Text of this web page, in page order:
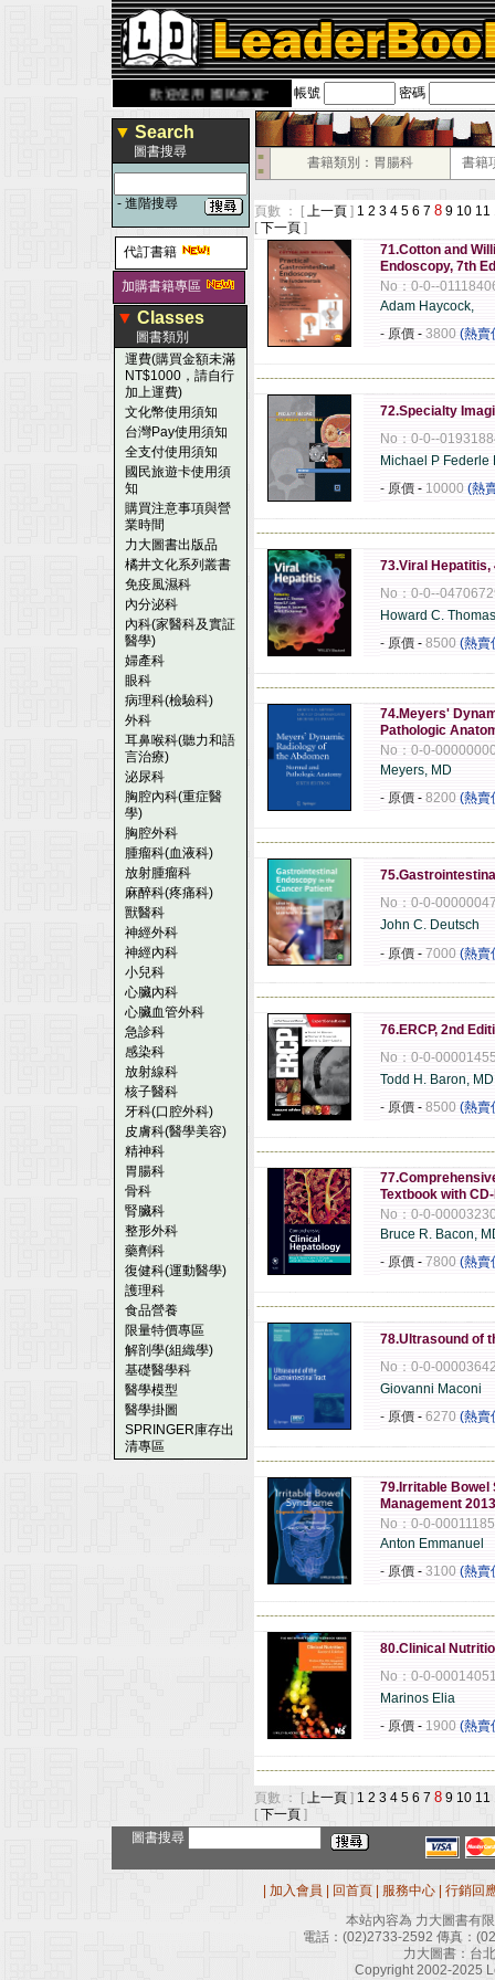
歡迎使用 國民旅遊卡！！ 帳號 密碼
▼ Search
圖書搜尋
- 進階搜尋
代訂書籍
加購書籍專區
▼ Classes
圖書類別
運費(購買金額未滿
NT$1000，請自行
加上運費)
文化幣使用須知
台灣Pay使用須知
全支付使用須知
國民旅遊卡使用須
知
購買注意事項與營
業時間
力大圖書出版品
橘井文化系列叢書
免疫風濕科
內分泌科
內科(家醫科及實証
醫學)
婦產科
眼科
病理科(檢驗科)
外科
耳鼻喉科(聽力和語
言治療)
泌尿科
胸腔內科(重症醫
學)
胸腔外科
腫瘤科(血液科)
放射腫瘤科
麻醉科(疼痛科)
獸醫科
神經外科
神經內科
小兒科
心臟內科
心臟血管外科
急診科
感染科
放射線科
核子醫科
牙科(口腔外科)
皮膚科(醫學美容)
精神科
胃腸科
骨科
腎臟科
整形外科
藥劑科
復健科(運動醫學)
護理科
食品營養
限量特價專區
解剖學(組織學)
基礎醫學科
醫學模型
醫學掛圖
SPRINGER庫存出
清專區
■
■
書籍類別：胃腸科 書籍
頁數 ： [ 上一頁 ] 1 2 3 4 5 6 7 8 9 10 11
[ 下一頁 ]
71.Cotton and
Endoscopy, 7th
No：0-0--
Adam Haycock,
- 原價 - 3800 (熱賣
72.Specialty
No：0-0--
Michael P Federle
- 原價 - 10000 (熱
73.Viral Hepatitis,
No：0-0--
Howard C. Thomas
- 原價 - 8500 (熱賣
74.Meyers'
Pathologic
No：0-0-
Meyers, MD
- 原價 - 8200 (熱賣
No：0-0-
John C. Deutsch
- 原價 - 7000 (熱賣
76.ERCP, 2nd
No：0-0-
Todd H. Baron, MD
- 原價 - 8500 (熱賣
Textbook with
No：0-0-
Bruce R. Bacon,
- 原價 - 7800 (熱賣
78.Ultrasound of
No：0-0-
Giovanni Maconi
- 原價 - 6270 (熱賣
79.Irritable Bowel
Management 2013
No：0-0-
Anton Emmanuel
- 原價 - 3100 (熱賣
80.Clinical
No：0-0-
Marinos Elia
- 原價 - 1900 (熱賣
頁數 ： [ 上一頁 ] 1 2 3 4 5 6 7 8 9 10 11
[ 下一頁 ]
圖書搜尋
加入會員 回首頁 服務中心
行銷回
本站內容為 力大圖書有
電話： (02)2733-2592 傳真：
力大圖書：台
Copyright 2002-2025